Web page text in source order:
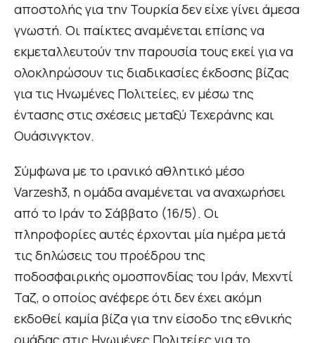
αποστολής για την Τουρκία δεν είχε γίνει άμεσα
γνωστή. Οι παίκτες αναμένεται επίσης να
εκμεταλλευτούν την παρουσία τους εκεί για να
ολοκληρώσουν τις διαδικασίες έκδοσης βίζας
για τις Ηνωμένες Πολιτείες, εν μέσω της
έντασης στις σχέσεις μεταξύ Τεχεράνης και
Ουάσινγκτον.
Σύμφωνα με το ιρανικό αθλητικό μέσο
Varzesh3, η ομάδα αναμένεται να αναχωρήσει
από το Ιράν το Σάββατο (16/5). Οι
πληροφορίες αυτές έρχονται μία ημέρα μετά
τις δηλώσεις του προέδρου της
ποδοσφαιρικής ομοσπονδίας του Ιράν, Μεχντί
Ταζ, ο οποίος ανέφερε ότι δεν έχει ακόμη
εκδοθεί καμία βίζα για την είσοδο της εθνικής